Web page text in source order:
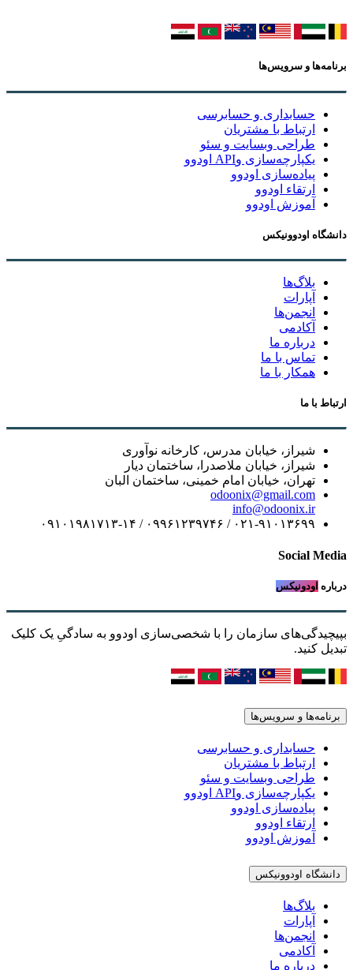
برنامه‌ها و سرویس‌ها
حسابداری و حسابرسی
ارتباط با مشتریان
طراحی وبسایت و سئو
یکپارچه‌سازی وAPI اودوو
پیاده‌سازی اودوو
ارتقاء اودوو
آموزش اودوو
دانشگاه اودوونیکس
بلاگ‌ها
آپارات
انجمن‌ها
آکادمی
درباره ما
تماس با ما
همکار با ما
ارتباط با ما
شیراز، خیابان مدرس، کارخانه نوآوری
شیراز، خیابان ملاصدرا، ساختمان دیار
تهران، خیابان امام خمینی، ساختمان البان
odoonix@gmail.com
info@odoonix.ir
۰۲۱-۹۱۰۱۳۶۹۹ / ۰۹۹۶۱۲۳۹۷۴۶ / ۰۹۱۰۱۹۸۱۷۱۳-۱۴
Social Media
درباره اودونیکس
بپیچیدگی‌های سازمان را با شخصی‌سازی اودوو به سادگیِ یک کلیک
تبدیل کنید.
برنامه‌ها و سرویس‌ها
حسابداری و حسابرسی
ارتباط با مشتریان
طراحی وبسایت و سئو
یکپارچه‌سازی وAPI اودوو
پیاده‌سازی اودوو
ارتقاء اودوو
آموزش اودوو
دانشگاه اودوونیکس
بلاگ‌ها
آپارات
انجمن‌ها
آکادمی
درباره ما